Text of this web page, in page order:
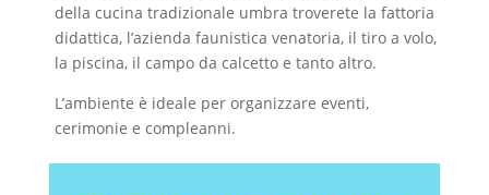
della cucina tradizionale umbra troverete la fattoria
didattica, l’azienda faunistica venatoria, il tiro a volo,
la piscina, il campo da calcetto e tanto altro.
L’ambiente è ideale per organizzare eventi,
cerimonie e compleanni.